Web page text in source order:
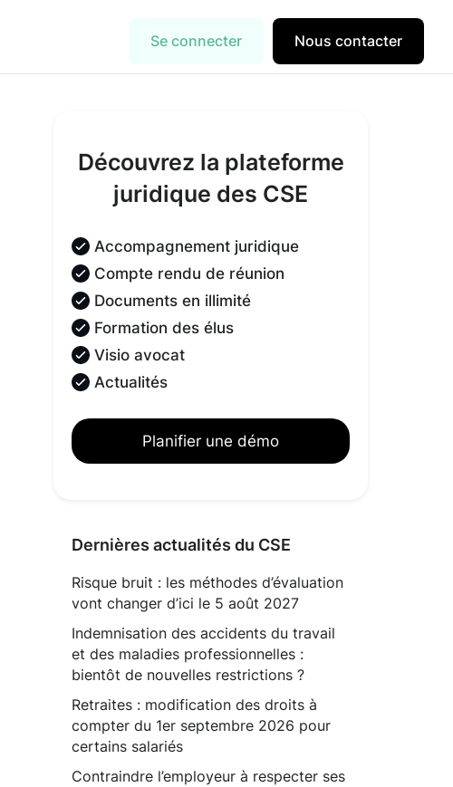
Se connecter Nous contacter
Découvrez la plateforme
juridique des CSE
Accompagnement juridique
Compte rendu de réunion
Documents en illimité
Formation des élus
Visio avocat
Actualités
Planifier une démo
Dernières actualités du CSE
Risque bruit : les méthodes d’évaluation
vont changer d’ici le 5 août 2027
Indemnisation des accidents du travail
et des maladies professionnelles :
bientôt de nouvelles restrictions ?
Retraites : modification des droits à
compter du 1er septembre 2026 pour
certains salariés
Contraindre l’employeur à respecter ses